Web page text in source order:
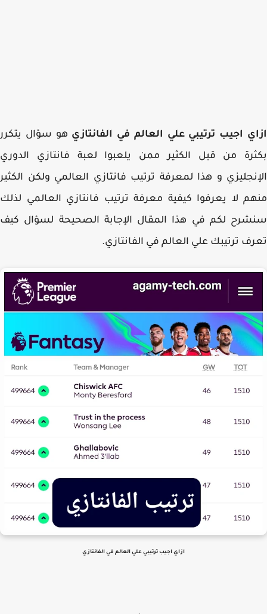
اجيب ترتيبي علي العالم في الفانتازيهو سؤال يتكرر
من قبل الكثير ممن يلعبوا لعبة فانتازي الدوري
و هذا لمعرفة ترتيب فانتازي العالمي ولكن الكثير
لا يعرفوا كيفية معرفة ترتيب فانتازي العالمي لذلك
لكم في هذا المقال الإجابة الصحيحة لسؤال كيف
ترتيبك علي العالم في الفانتازي.
ازاي اجيب ترتيبي علي العالم في الفانتازي